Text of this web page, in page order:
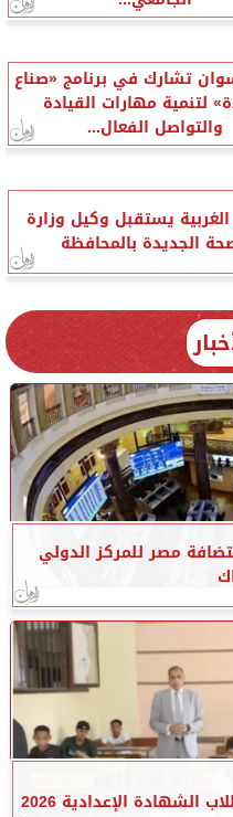
تشارك في برنامج «صناع
لتنمية مهارات القيادة
والتواصل الفعال...
يستقبل وكيل وزارة
الجديدة بالمحافظة
مصر للمركز الدولي
الشهادة الإعدادية 2026